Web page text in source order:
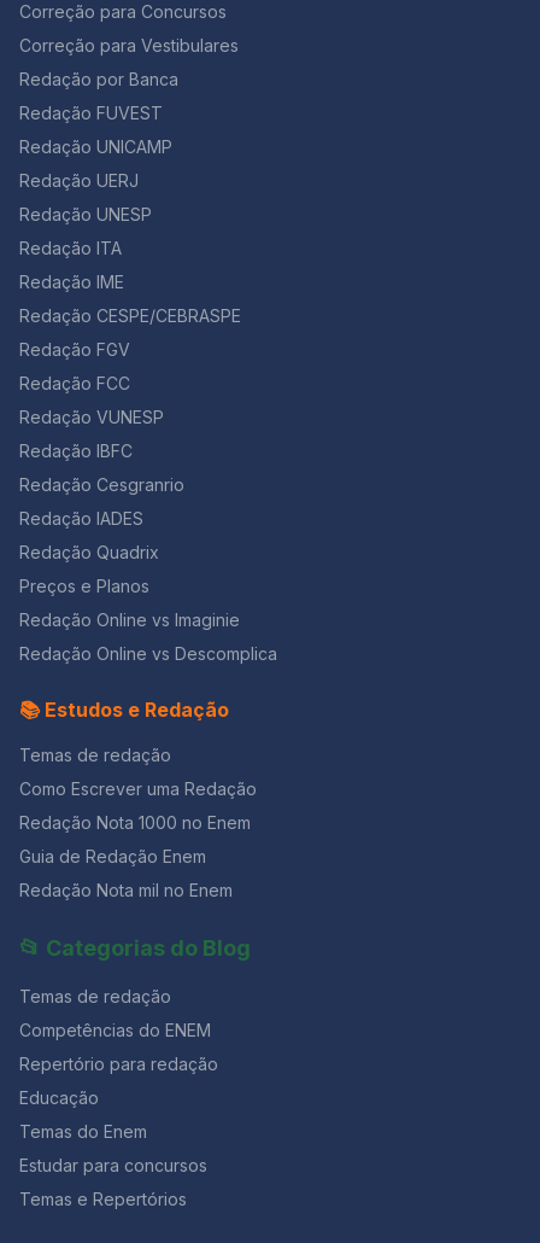
Correção para Concursos
Correção para Vestibulares
Redação por Banca
Redação FUVEST
Redação UNICAMP
Redação UERJ
Redação UNESP
Redação ITA
Redação IME
Redação CESPE/CEBRASPE
Redação FGV
Redação FCC
Redação VUNESP
Redação IBFC
Redação Cesgranrio
Redação IADES
Redação Quadrix
Preços e Planos
Redação Online vs Imaginie
Redação Online vs Descomplica
📚 Estudos e Redação
Temas de redação
Como Escrever uma Redação
Redação Nota 1000 no Enem
Guia de Redação Enem
Redação Nota mil no Enem
📂 Categorias do Blog
Temas de redação
Competências do ENEM
Repertório para redação
Educação
Temas do Enem
Estudar para concursos
Temas e Repertórios